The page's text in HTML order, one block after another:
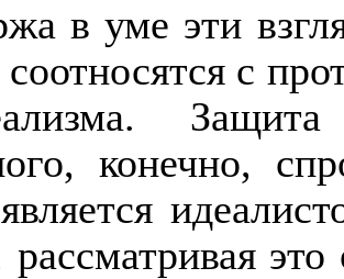
в уме эти
с
Защита
конечно,
рассматривая